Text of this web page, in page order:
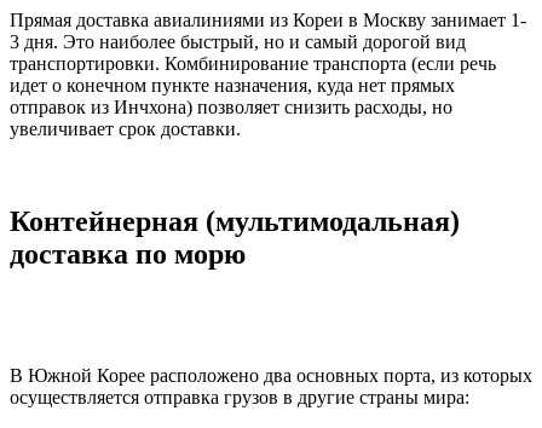
Прямая доставка авиалиниями из Кореи в Москву занимает 1-
3 дня. Это наиболее быстрый, но и самый дорогой вид
транспортировки. Комбинирование транспорта (если речь
идет о конечном пункте назначения, куда нет прямых
отправок из Инчхона) позволяет снизить расходы, но
увеличивает срок доставки.
Контейнерная (мультимодальная)
доставка по морю
В Южной Корее расположено два основных порта, из которых
осуществляется отправка грузов в другие страны мира: